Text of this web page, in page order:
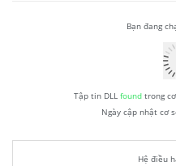
Bạn đang
Tập tin DLL foundtrong cơ
Ngày cập nhật cơ
Hệ điều